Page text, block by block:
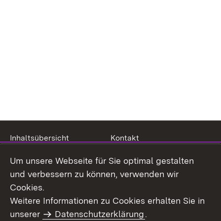
Inhaltsübersicht
Kontakt
Benutzungshinweise
Erklärung zur
Barrierefreiheit
Um unsere Webseite für Sie optimal gestalten
und verbessern zu können, verwenden wir
Cookies.
Weitere Informationen zu Cookies erhalten Sie in
unserer
Datenschutzerklärung.